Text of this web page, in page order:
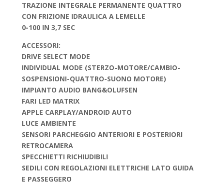
TRAZIONE INTEGRALE PERMANENTE QUATTRO
CON FRIZIONE IDRAULICA A LEMELLE
0-100 IN 3,7 SEC
ACCESSORI:
DRIVE SELECT MODE
INDIVIDUAL MODE (STERZO-MOTORE/CAMBIO-
SOSPENSIONI-QUATTRO-SUONO MOTORE)
IMPIANTO AUDIO BANG&OLUFSEN
FARI LED MATRIX
APPLE CARPLAY/ANDROID AUTO
LUCE AMBIENTE
SENSORI PARCHEGGIO ANTERIORI E POSTERIORI
RETROCAMERA
SPECCHIETTI RICHIUDIBILI
SEDILI CON REGOLAZIONI ELETTRICHE LATO GUIDA
E PASSEGGERO